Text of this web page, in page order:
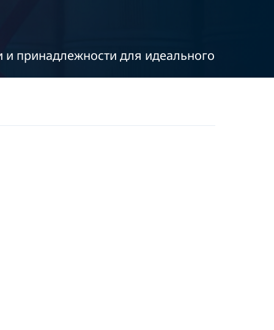
принадлежности для идеального